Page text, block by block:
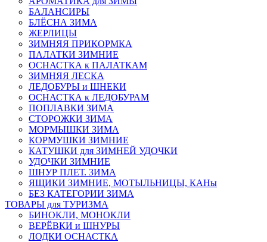
БАЛАНСИРЫ
БЛЁСНА ЗИМА
ЖЕРЛИЦЫ
ЗИМНЯЯ ПРИКОРМКА
ПАЛАТКИ ЗИМНИЕ
ОСНАСТКА к ПАЛАТКАМ
ЗИМНЯЯ ЛЕСКА
ЛЕДОБУРЫ и ШНЕКИ
ОСНАСТКА к ЛЕДОБУРАМ
ПОПЛАВКИ ЗИМА
СТОРОЖКИ ЗИМА
МОРМЫШКИ ЗИМА
КОРМУШКИ ЗИМНИЕ
КАТУШКИ для ЗИМНЕЙ УДОЧКИ
УДОЧКИ ЗИМНИЕ
ШНУР ПЛЕТ. ЗИМА
ЯЩИКИ ЗИМНИЕ, МОТЫЛЬНИЦЫ, КАНы
БЕЗ КАТЕГОРИИ ЗИМА
ТОВАРЫ для ТУРИЗМА
БИНОКЛИ, МОНОКЛИ
ВЕРЁВКИ и ШНУРЫ
ЛОДКИ ОСНАСТКА